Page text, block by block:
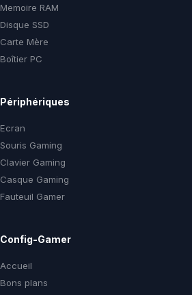
Memoire RAM
Disque SSD
Carte Mère
Boîtier PC
Périphériques
Ecran
Souris Gaming
Clavier Gaming
Casque Gaming
Fauteuil Gamer
Config-Gamer
Accueil
Bons plans